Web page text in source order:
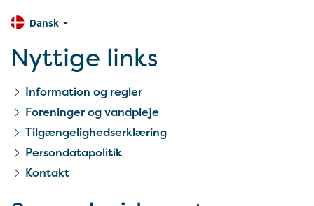
Dansk
Nyttige links
Information og regler
Foreninger og vandpleje
Tilgængelighedserklæring
Persondatapolitik
Kontakt